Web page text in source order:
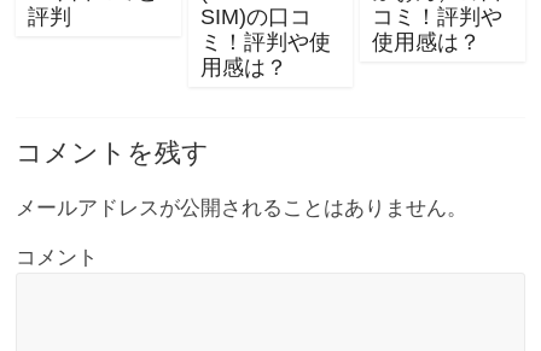
評判
SIM)の口コ
ミ！評判や使
用感は？
コミ！評判や
使用感は？
コメントを残す
メールアドレスが公開されることはありません。
コメント